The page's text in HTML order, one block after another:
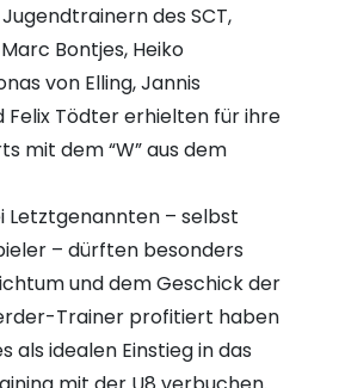
des SCT,
Bontjes, Heiko
von Elling, Jannis
Felix Tödter erhielten für ihre
mit dem “W” aus dem
Letztgenannten – selbst
– dürften besonders
und dem Geschick der
Trainer profitiert haben
als idealen Einstieg in das